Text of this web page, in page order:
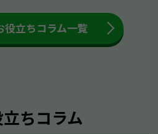
い業者もあります。廃車査定
の還付金の返還があるかどう
ください。栃木県のソコカラ
でも、高価買取が可能です。
役立ちコラム一覧
ちコラム